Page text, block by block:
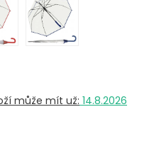
14.8.2026